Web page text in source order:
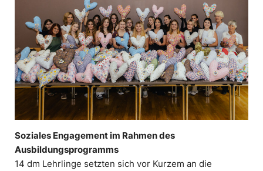
Soziales Engagement im Rahmen des
Ausbildungsprogramms
14 dm Lehrlinge setzten sich vor Kurzem an die